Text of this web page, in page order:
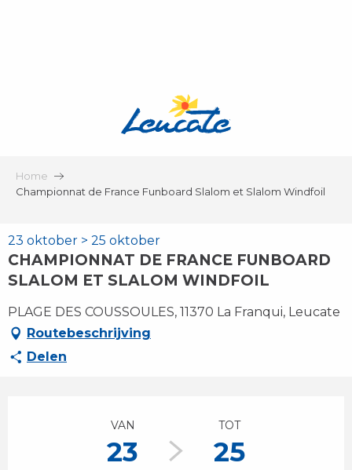
Home
Championnat de France Funboard Slalom et Slalom Windfoil
23 oktober > 25 oktober
CHAMPIONNAT DE FRANCE FUNBOARD
SLALOM ET SLALOM WINDFOIL
PLAGE DES COUSSOULES, 11370 La Franqui, Leucate
Routebeschrijving
Delen
VAN
23
TOT
25